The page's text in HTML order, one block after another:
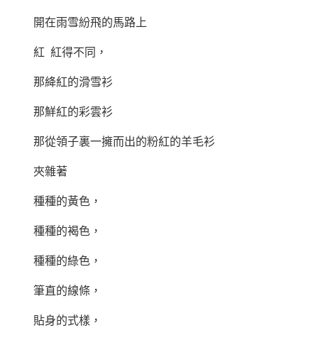
開在雨雪紛飛的馬路上
紅 紅得不同，
那絳紅的滑雪衫
那鮮紅的彩雲衫
那從領子裏一擁而出的粉紅的羊毛衫
夾雜著
種種的黃色，
種種的褐色，
種種的綠色，
筆直的線條，
貼身的式樣，